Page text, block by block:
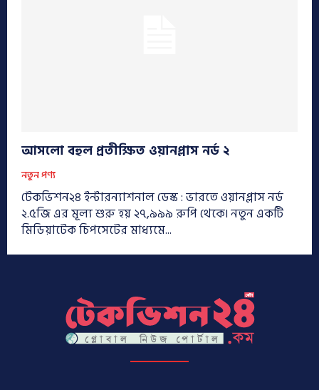
আসলো বহুল প্রতীক্ষিত ওয়ানপ্লাস নর্ড ২
নতুন পণ্য
টেকভিশন২৪ ইন্টারন্যাশনাল ডেস্ক : ভারতে ওয়ানপ্লাস নর্ড
২.৫জি এর মূল্য শুরু হয় ২৭,৯৯৯ রুপি থেকে৷ নতুন একটি
মিডিয়াটেক চিপসেটের মাধ্যমে...